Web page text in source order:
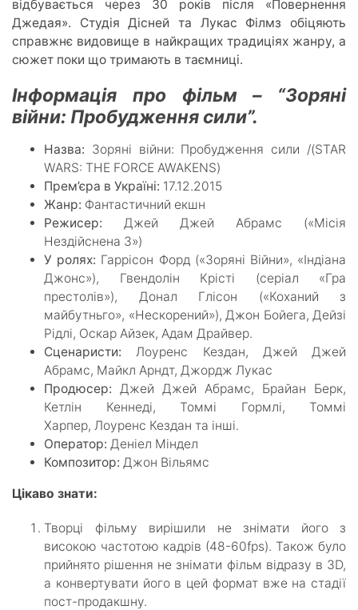
відбувається через 30 років після «Повернення
Джедая». Студія Дісней та Лукас Філмз обіцяють
справжнє видовище в найкращих традиціях жанру, а
сюжет поки що тримають в таємниці.
Інформація про фільм – “Зоряні
війни: Пробудження сили”.
Назва: Зоряні війни: Пробудження сили /(STAR
WARS: THE FORCE AWAKENS)
Прем’єра в Україні: 17.12.2015
Жанр: Фантастичний екшн
Режисер: Джей Джей Абрамс («Місія
Нездійснена 3»)
У ролях: Гаррісон Форд («Зоряні Війни», «Індіана
Джонс»), Гвендолін Крісті (серіал «Гра
престолів»), Донал Глісон («Коханий з
майбутньго», «Нескорений»), Джон Бойега, Дейзі
Рідлі, Оскар Айзек, Адам Драйвер.
Сценаристи: Лоуренс Кездан, Джей Джей
Абрамс, Майкл Арндт, Джордж Лукас
Продюсер: Джей Джей Абрамс, Брайан Берк,
Кетлін Кеннеді, Томмі Гормлі, Томмі
Харпер, Лоуренс Кездан та інші.
Оператор: Деніел Міндел
Композитор: Джон Вільямс
Цікаво знати:
Творці фільму вирішили не знімати його з
високою частотою кадрів (48-60fps). Також було
прийнято рішення не знімати фільм відразу в 3D,
а конвертувати його в цей формат вже на стадії
пост-продакшну.